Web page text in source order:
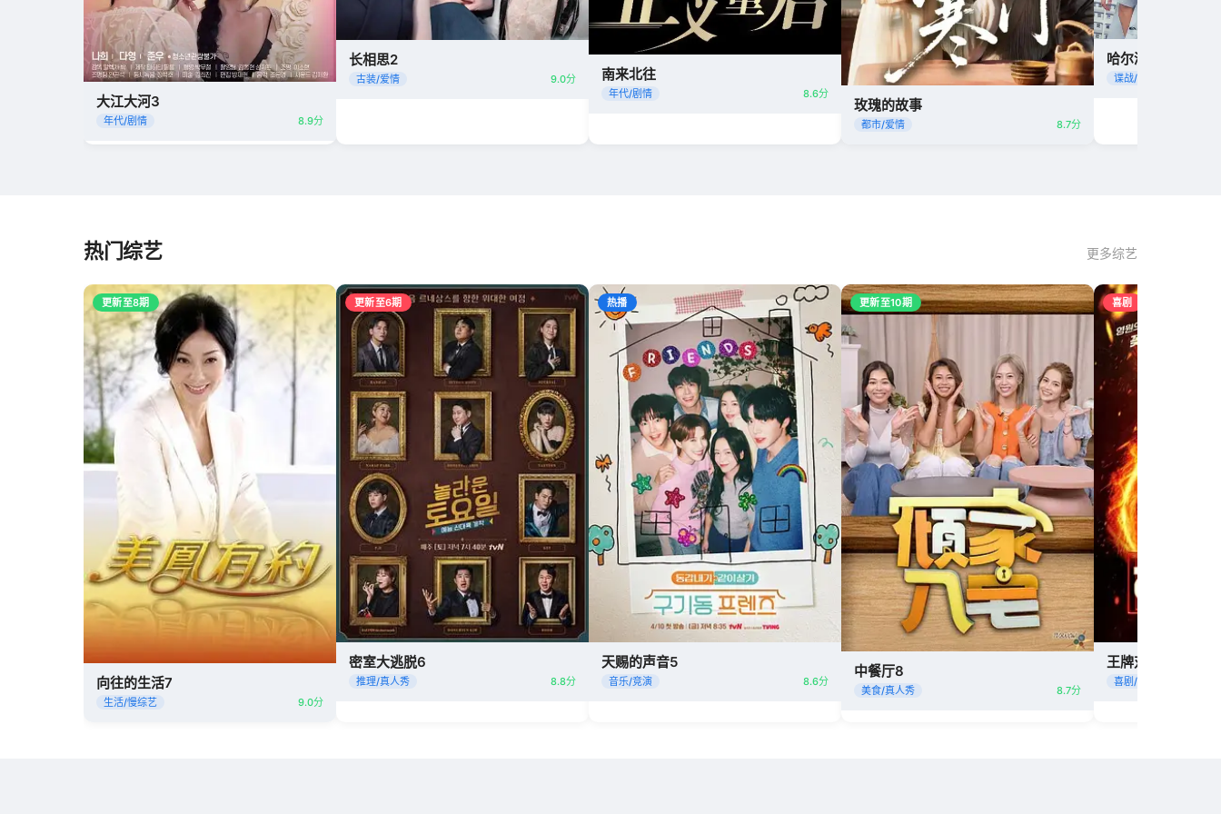
大江大河3
年代/剧情 8.9分
长相思2
古装/爱情 9.0分 南来北往
年代/剧情 8.6分
玫瑰的故事
都市/爱情 8.7分
哈尔滨一九四四
谍战/悬疑
热门综艺 更多综艺
更新至8期
向往的生活7
生活/慢综艺 9.0分
更新至6期
密室大逃脱6
推理/真人秀 8.8分
热播
天赐的声音5
音乐/竞演 8.6分
更新至10期
中餐厅8
美食/真人秀 8.7分
喜剧
王牌对王牌9
喜剧/游戏